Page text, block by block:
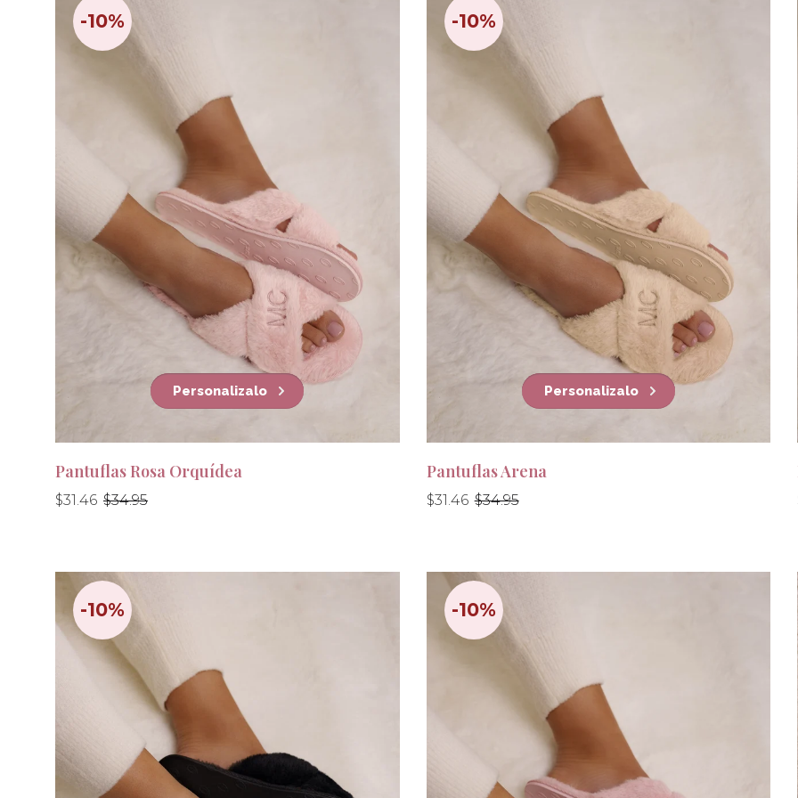
-10%
Personalizalo
Pantuflas Rosa Orquídea
Precio
$31.46
Precio $34.95
-10%
Personalizalo
Pantuflas Arena
Precio
$31.46
Precio $34.95
-10% -10%